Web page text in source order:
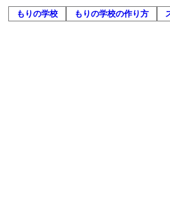
もりの学校 もりの学校の作り方